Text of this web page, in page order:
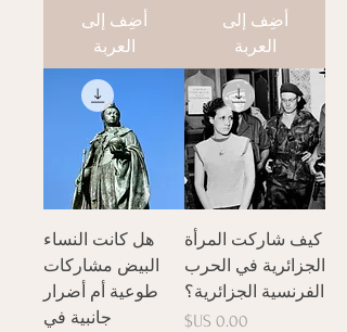
أضِف إلى
العربة
أضِف إلى
العربة
كيف شاركت المرأة
الجزائرية في الحرب
الفرنسية الجزائرية؟
السعر
هل كانت النساء
البيض مشاركات
طوعية أم أضرار
جانبية في